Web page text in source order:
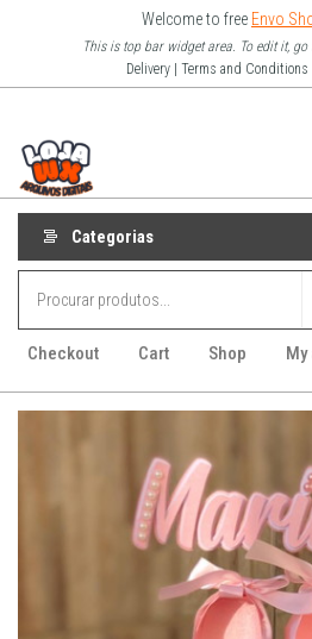
o
Welcome to free Envo
This is top bar widget area. To edit it,
Delivery | Terms and
Arquivo
Digitais
Categorias
Checkout Cart Shop